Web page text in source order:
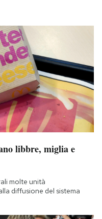
libbre, miglia e
molte unità
diffusione del sistema